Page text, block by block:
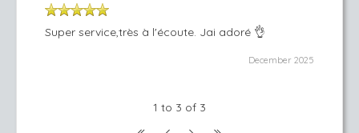
Super service,très à l'écoute. Jai adoré 👌
December 2025
1 to 3 of 3